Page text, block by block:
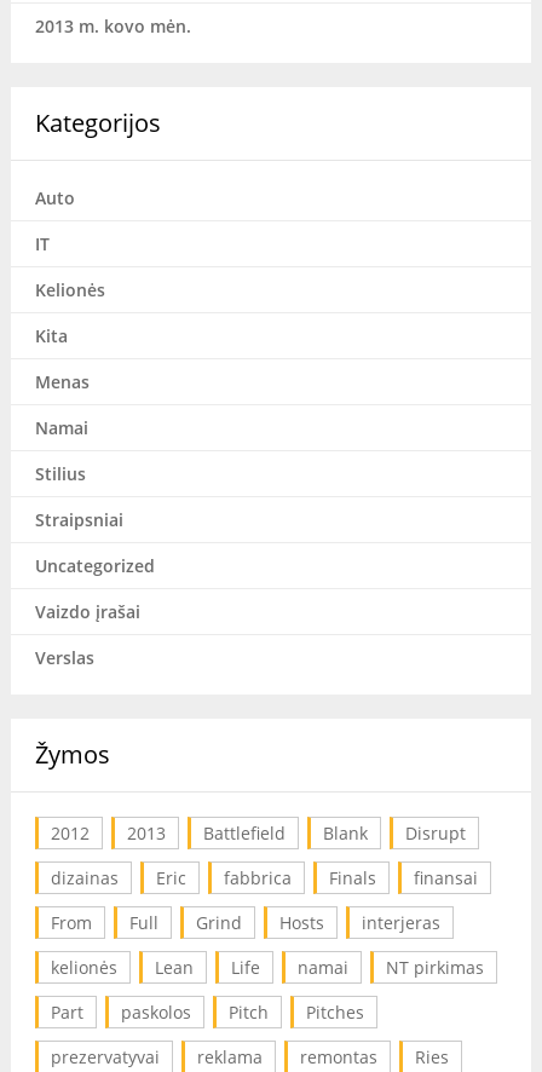
2013 m. kovo mėn.
Kategorijos
Auto
IT
Kelionės
Kita
Menas
Namai
Stilius
Straipsniai
Uncategorized
Vaizdo įrašai
Verslas
Žymos
2012 2013 Battlefield Blank
Disrupt
dizainas
Eric fabbrica Finals
finansai
From
Full Grind Hosts
interjeras
kelionės
Lean Life namai
NT pirkimas
Part
paskolos Pitch
Pitches
prezervatyvai
reklama remontas Ries